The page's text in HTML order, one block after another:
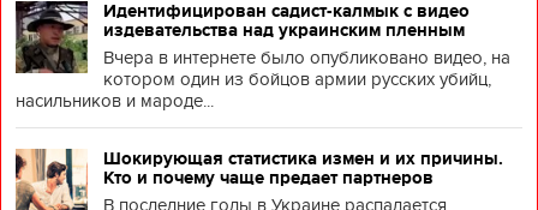
Идентифицирован садист-калмык с видео
издевательства над украинским пленным
Вчера в интернете было опубликовано видео, на
котором один из бойцов армии русских убийц,
насильников и мароде...
Шокирующая статистика измен и их причины.
Кто и почему чаще предает партнеров
В последние годы в Украине распадается